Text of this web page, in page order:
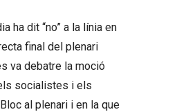
ha dit “no” a la línia en
final del plenari
va debatre la moció
socialistes i els
al plenari i en la que